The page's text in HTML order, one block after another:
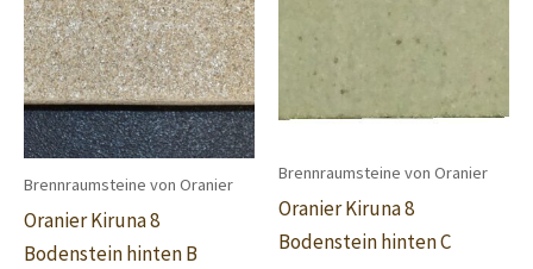
Brennraumsteine von Oranier
Oranier Kiruna 8
Bodenstein hinten B
Brennraumsteine von Oranier
Oranier Kiruna 8
Bodenstein hinten C